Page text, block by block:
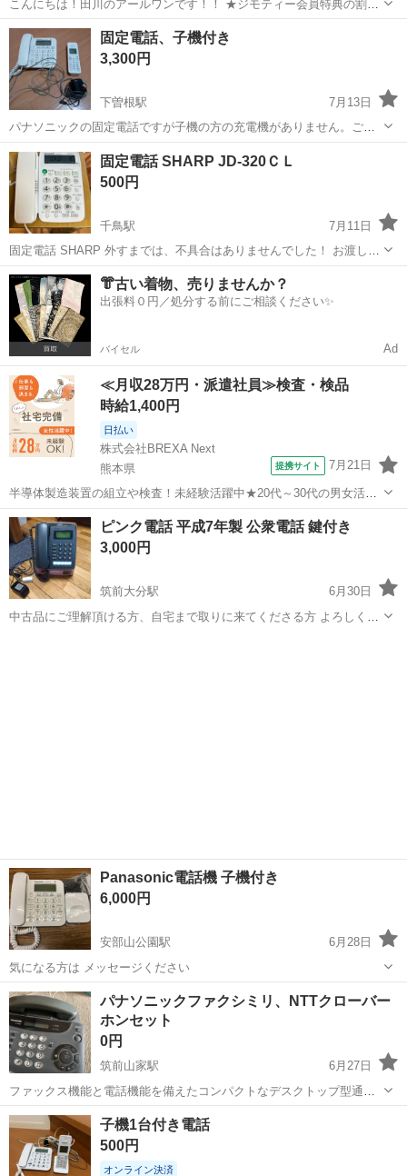
こんにちは！田川のアールワンです！！ ★ジモティー会員特典の割引
あり(^^♪ ※フォローよろしくです～～ さて本日、買取→販売は家電
福岡 田川郡 電話、ＦＡＸ 買取
固定電話、子機付き
3,300円
下曽根駅
7月13日
パナソニックの固定電話ですが子機の方の充電機がありません。ご理
解ある方のみ宜しくお願いします。だけど普通に使えます。使用する
のに問題はありません。
福岡 北九州市 下曽根駅
固定電話 SHARP JD-320ＣＬ
500円
千鳥駅
7月11日
固定電話 SHARP 外すまでは、不具合はありませんでした！ お渡し、
本体 電源コード ケーブル のみになります 子機はありません。 返品交
換不可になりますので、よろしくお願いします。
福岡 古賀市 千鳥駅 電話、ＦＡＸ
👘古い着物、売りませんか？
出張料０円／処分する前にご相談ください✨
バイセル Ad
≪月収28万円・派遣社員≫検査・検品
時給1,400円
日払い
株式会社BREXA Next
熊本県
提携サイト 7月21日
半導体製造装置の組立や検査！未経験活躍中★20代～30代の男女活躍
中★ワンルーム寮完備！赴任旅費会社負担！マイカー通勤OK！無料駐
車場あり！正社員登用あり！《熊本県菊池郡大津町》 人気の工場のお
仕事 ◇半導体製造装置の組立...
熊本 その他
ピンク電話 平成7年製 公衆電話 鍵付き
3,000円
筑前大分駅
6月30日
中古品にご理解頂ける方、自宅まで取りに来てくださる方 よろしくお
Panasonic電話機 子機付き
6,000円
安部山公園駅
6月28日
気になる方は メッセージください
福岡 北九州市 安部山公園駅 電話、ＦＡＸ Panasonic
パナソニックファクシミリ、NTTクローバー
ホンセット
0円
筑前山家駅
6月27日
ファックス機能と電話機能を備えたコンパクトなデスクトップ型通信
機器です。 NTTクローバーホン 使用確認はしておりませんのでご理解
の上よろしくお願いします。 - メーカー: Panasonic - 型番: UF-
PSG1...
福岡 筑紫野市 筑前山家駅
子機1台付き電話
500円
オンライン決済